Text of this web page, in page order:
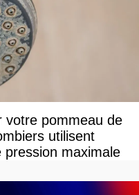
votre pommeau de
utilisent
maximale